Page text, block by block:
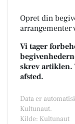
Opret din
arrangementer
Vi tager
skrev artiklen.
afsted.
Data er
Kultunaut.
Kilde: Kultunaut